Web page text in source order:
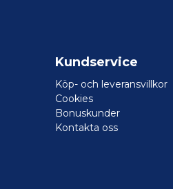
Kundservice
Köp- och leveransvillkor
Cookies
Bonuskunder
Kontakta oss